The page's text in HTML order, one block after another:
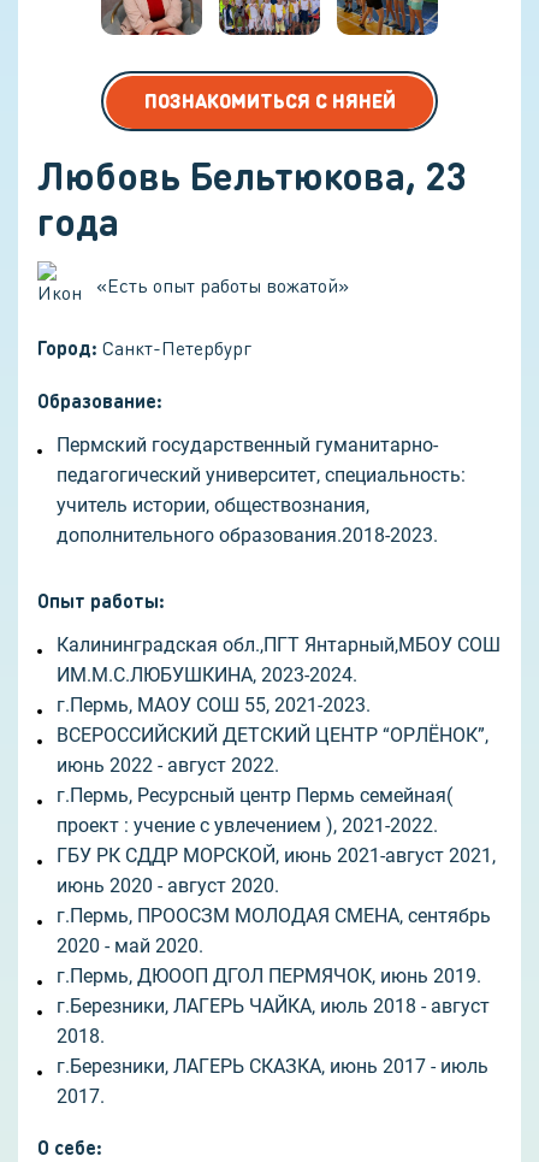
ПОЗНАКОМИТЬСЯ С НЯНЕЙ
Любовь Бельтюкова, 23
года
«Есть опыт работы вожатой»
Город: Санкт-Петербург
Образование:
Пермский государственный гуманитарно-
педагогический университет, специальность:
учитель истории, обществознания,
дополнительного образования.2018-2023.
Опыт работы:
Калининградская обл.,ПГТ Янтарный,МБОУ СОШ
ИМ.М.С.ЛЮБУШКИНА, 2023-2024.
г.Пермь, МАОУ СОШ 55, 2021-2023.
ВСЕРОССИЙСКИЙ ДЕТСКИЙ ЦЕНТР “ОРЛЁНОК”,
июнь 2022 - август 2022.
г.Пермь, Ресурсный центр Пермь семейная(
проект : учение с увлечением ), 2021-2022.
ГБУ РК СДДР МОРСКОЙ, июнь 2021-август 2021,
июнь 2020 - август 2020.
г.Пермь, ПРООСЗМ МОЛОДАЯ СМЕНА, сентябрь
2020 - май 2020.
г.Пермь, ДЮООП ДГОЛ ПЕРМЯЧОК, июнь 2019.
г.Березники, ЛАГЕРЬ ЧАЙКА, июль 2018 - август
2018.
г.Березники, ЛАГЕРЬ СКАЗКА, июнь 2017 - июль
2017.
О себе: